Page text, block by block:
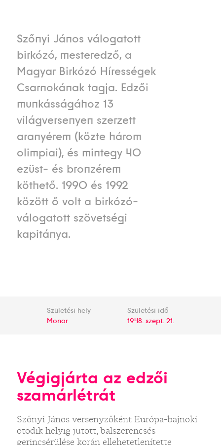
Szőnyi János válogatott
birkózó, mesteredző, a
Magyar Birkózó Hírességek
Csarnokának tagja. Edzői
munkásságához 13
világversenyen szerzett
aranyérem (közte három
olimpiai), és mintegy 40
ezüst- és bronzérem
köthető. 1990 és 1992
között ő volt a birkózó-
válogatott szövetségi
kapitánya.
Születési hely
Monor
Születési idő
1948. szept. 21.
Végigjárta az edzői
szamárlétrát
Szőnyi János versenyzőként Európa-bajnoki
ötödik helyig jutott, balszerencsés
gerincsérülése korán ellehetetlenítette